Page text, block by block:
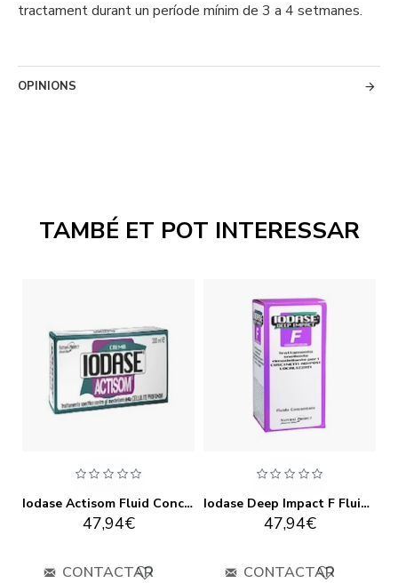
TAMBÉ ET POT INTERESSAR
Iodase Actisom Fluid Concentrat 100ml
47,94€
CONTACTAR
Iodase Deep Impact F Fluid 100ml
47,94€
CONTACTAR
tractament durant un període mínim de 3 a 4 setmanes.
OPINIONS